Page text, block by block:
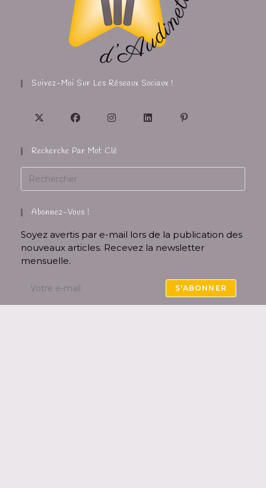
Suivez-Moi Sur Les Réseaux Sociaux !
Recherche Par Mot Clé
Abonnez-Vous !
Soyez avertis par e-mail lors de la publication des
nouveaux articles. Recevez la newsletter
mensuelle.
S'ABONNER